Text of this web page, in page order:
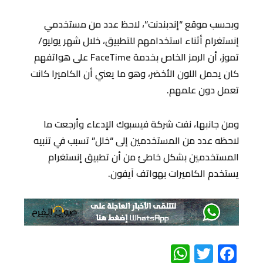
وبحسب موقع “إندبندنت”، لاحظ عدد من مستخدمي
إنستغرام أثناء استخدامهم للتطبيق، خلال شهر يوليو/
تموز، أن الرمز الخاص بخدمة FaceTime على هواتفهم
كان يحمل اللون الأخضر، وهو ما يعني أن الكاميرا كانت
تعمل دون علمهم.
ومن جانبها، نفت شركة فيسبوك الإدعاء وأرجعت ما
لاحظه عدد من المستخدمين إلى “خلل” تسبب في تنبيه
المستخدمين بشكل خاطئ من أن تطبيق إنستغرام
يستخدم الكاميرات بهواتف آيفون.
Facebook
Twitter
WhatsApp